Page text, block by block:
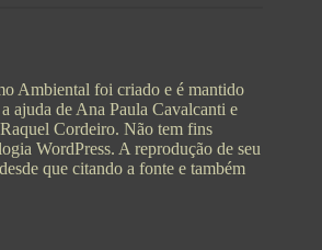
Ambiental foi criado e é mantido
ajuda de Ana Paula Cavalcanti e
Cordeiro. Não tem fins
WordPress. A reprodução de seu
que citando a fonte e também